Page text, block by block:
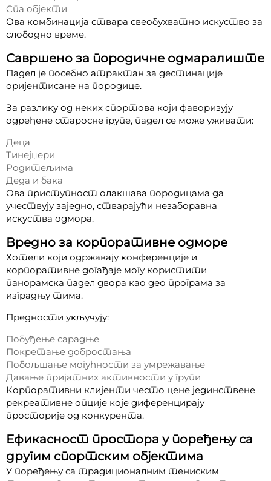
Спа објекти
Ова комбинација ствара свеобухватно искуство за
слободно време.
Савршено за породичне одмаралиште
Падел је посебно атрактан за дестинације
оријентисане на породице.
За разлику од неких спортова који фаворизују
одређене старосне групе, падел се може уживати:
Деца
Тинејџери
Родитељима
Деда и бака
Ова приступност олакшава породицама да
учествују заједно, стварајући незаборавна
искуства одмора.
Вредно за корпоративне одморе
Хотели који одржавају конференције и
корпоративне догађаје могу користити
панорамска падел двора као део програма за
изградњу тима.
Предности укључују:
Побуђење сарадње
Покретање добростања
Побољшање могућности за умрежавање
Давање пријатних активности у групи
Корпоративни клијенти често цене јединствене
рекреативне опције које диференцирају
просторије од конкурента.
Ефикасност простора у поређењу са
другим спортским објектима
У поређењу са традиционалним тениским